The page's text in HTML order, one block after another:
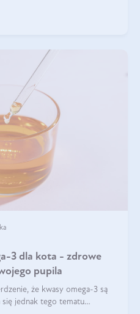
3 dla kota - zdrowe
pupila
że kwasy omega-3 są
jednak tego tematu